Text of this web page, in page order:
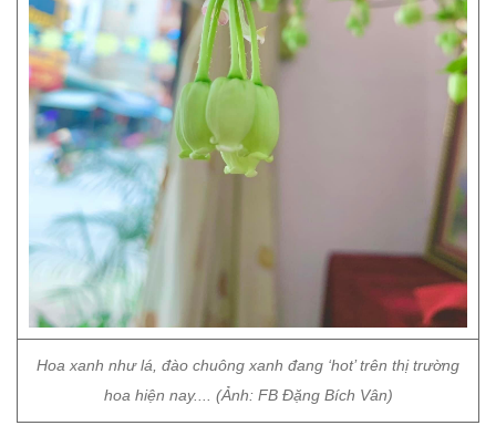
Hoa xanh như lá, đào chuông xanh đang ‘hot’ trên thị trường
hoa hiện nay.... (Ảnh: FB Đặng Bích Vân)